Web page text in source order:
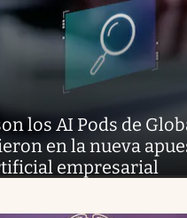
los AI Pods de
en la nueva
empresarial